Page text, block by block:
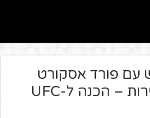
עם פורד אסקורט
בשיא המהירות – הכנה ל-UFC